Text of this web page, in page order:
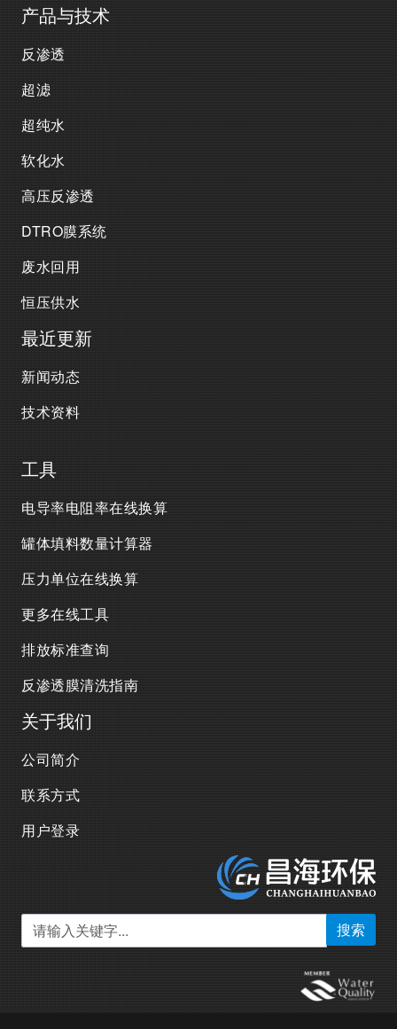
产品与技术
反渗透
超滤
超纯水
软化水
高压反渗透
DTRO膜系统
废水回用
恒压供水
最近更新
新闻动态
技术资料
工具
电导率电阻率在线换算
罐体填料数量计算器
压力单位在线换算
更多在线工具
排放标准查询
反渗透膜清洗指南
关于我们
公司简介
联系方式
用户登录
搜索